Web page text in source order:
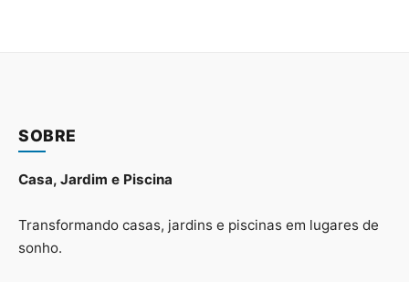
SOBRE
Casa, Jardim e Piscina
Transformando casas, jardins e piscinas em lugares de
sonho.